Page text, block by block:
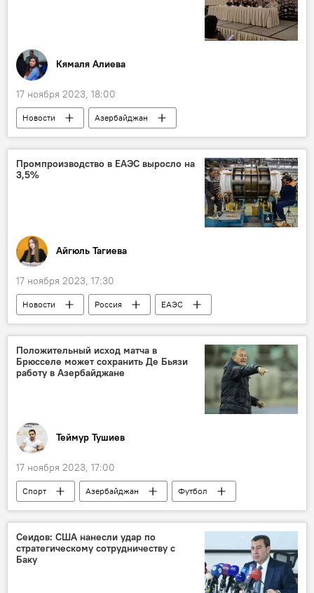
Кямаля Алиева
17 ноября 2023, 18:00
Новости
Азербайджан
Мода и стиль
Баку
Неделя моды
Казахстан
Промпроизводство в ЕАЭС выросло на
3,5%
Айгюль Тагиева
17 ноября 2023, 17:30
Новости Россия
ЕАЭС
Промышленность
Евразийская экономическая комиссия
Инвестиции
Экономика
Положительный исход матча в
Брюсселе может сохранить Де Бьязи
работу в Азербайджане
Теймур Тушиев
17 ноября 2023, 17:00
Спорт Азербайджан
Футбол
АФФА
Ровнаг Абдуллаев
Швеция
ЕВРО-2024
Сборная Азербайджана по футболу
Сеидов: США нанесли удар по
стратегическому сотрудничеству с
Баку